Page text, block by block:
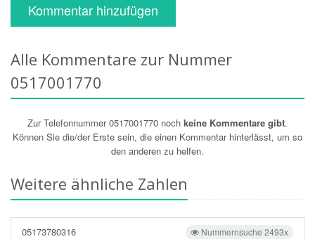
Kommentar hinzufügen
Alle Kommentare zur Nummer
0517001770
Zur Telefonnummer 0517001770 noch keine Kommentare gibt.
Können Sie die/der Erste sein, die einen Kommentar hinterlässt, um so
den anderen zu helfen.
Weitere ähnliche Zahlen
Nummernsuche 2493x
05173780316